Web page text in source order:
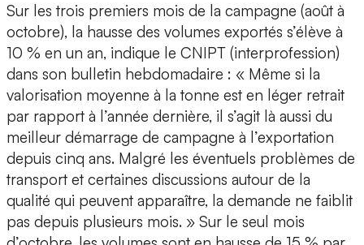
Sur les trois premiers mois de la campagne (août à
octobre), la hausse des volumes exportés s’élève à
10 % en un an, indique le CNIPT (interprofession)
dans son bulletin hebdomadaire : « Même si la
valorisation moyenne à la tonne est en léger retrait
par rapport à l’année dernière, il s’agit là aussi du
meilleur démarrage de campagne à l’exportation
depuis cinq ans. Malgré les éventuels problèmes de
transport et certaines discussions autour de la
qualité qui peuvent apparaître, la demande ne faiblit
pas depuis plusieurs mois. » Sur le seul mois